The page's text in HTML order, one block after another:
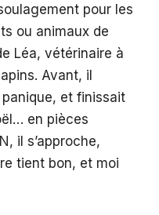
pour les
ou animaux de
Léa, vétérinaire à
Avant, il
et finissait
en pièces
il s’approche,
tient bon, et moi